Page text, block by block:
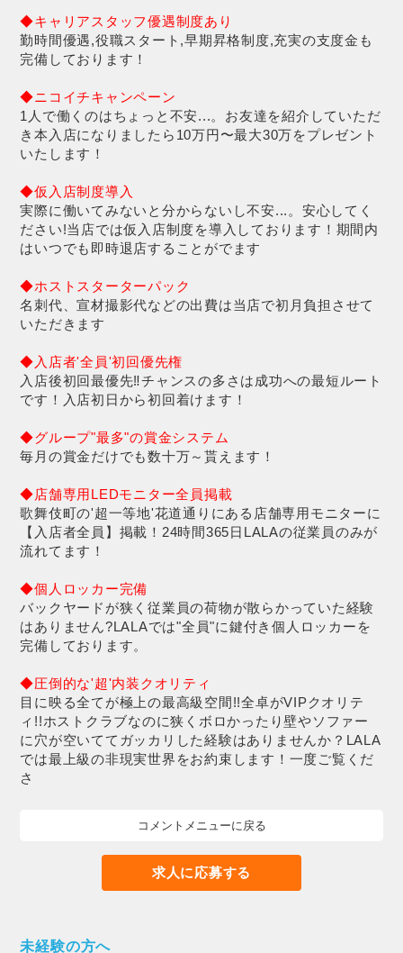
◆キャリアスタッフ優遇制度あり
勤時間優遇,役職スタート,早期昇格制度,充実の支度金も
完備しております！
◆ニコイチキャンペーン
1人で働くのはちょっと不安...。お友達を紹介していただ
き本入店になりましたら10万円〜最大30万をプレゼント
いたします！
◆仮入店制度導入
実際に働いてみないと分からないし不安...。安心してく
ださい!当店では仮入店制度を導入しております！期間内
はいつでも即時退店することがでます
◆ホストスターターパック
名刺代、宣材撮影代などの出費は当店で初月負担させて
いただきます
◆入店者'全員'初回優先権
入店後初回最優先‼︎チャンスの多さは成功への最短ルート
です！入店初日から初回着けます！
◆グループ"最多"の賞金システム
毎月の賞金だけでも数十万～貰えます！
◆店舗専用LEDモニター全員掲載
歌舞伎町の'超一等地'花道通りにある店舗専用モニターに
【入店者全員】掲載！24時間365日LALAの従業員のみが
流れてます！
◆個人ロッカー完備
バックヤードが狭く従業員の荷物が散らかっていた経験
はありません?LALAでは"全員"に鍵付き個人ロッカーを
完備しております。
◆圧倒的な'超'内装クオリティ
目に映る全てが極上の最高級空間!!全卓がVIPクオリテ
ィ!!ホストクラブなのに狭くボロかったり壁やソファー
に穴が空いててガッカリした経験はありませんか？LALA
では最上級の非現実世界をお約束します！一度ご覧くだ
さ
コメントメニューに戻る
求人に応募する
未経験の方へ